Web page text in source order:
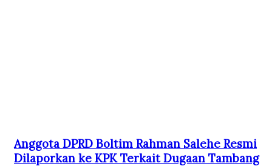
Anggota DPRD Boltim Rahman Salehe Resmi
Dilaporkan ke KPK Terkait Dugaan Tambang